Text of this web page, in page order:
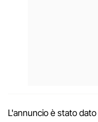
L'annuncio è stato